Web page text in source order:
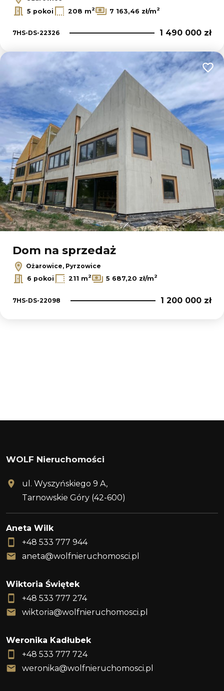
5 pokoi
208 m2 7 163,46 zł/m2
7HS-DS-22326 1 490 000 zł
Dom na sprzedaż
Ożarowice, Pyrzowice
6 pokoi
211 m2 5 687,20 zł/m2
7HS-DS-22098 1 200 000 zł
WOLF Nieruchomości
ul. Wyszyńskiego 9 A,
Tarnowskie Góry (42-600)
Aneta Wilk
+48 533 777 944
aneta@wolfnieruchomosci.pl
Wiktoria Świętek
+48 533 777 274
wiktoria@wolfnieruchomosci.pl
Weronika Kadłubek
+48 533 777 724
weronika@wolfnieruchomosci.pl